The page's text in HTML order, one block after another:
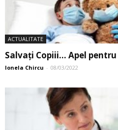
ACTUALITATE
Salvați Copiii… Apel
Ionela Chircu - 08/03/2022